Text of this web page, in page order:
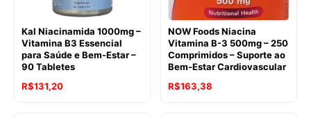
Kal Niacinamida 1000mg –
Vitamina B3 Essencial
para Saúde e Bem-Estar –
90 Tabletes
O
R$131,20O
NOW Foods Niacina
Vitamina B-3 500mg – 250
Comprimidos – Suporte ao
Bem-Estar Cardiovascular
O
R$163,38